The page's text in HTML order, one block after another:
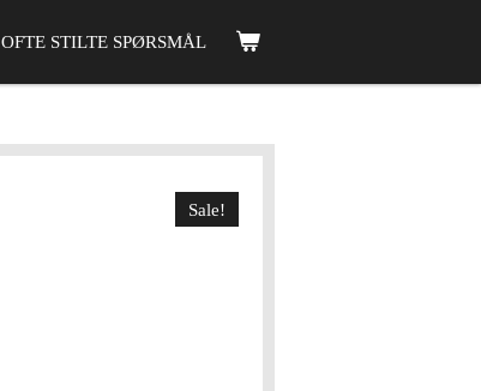
OFTE STILTE SPØRSMÅL
Sale!